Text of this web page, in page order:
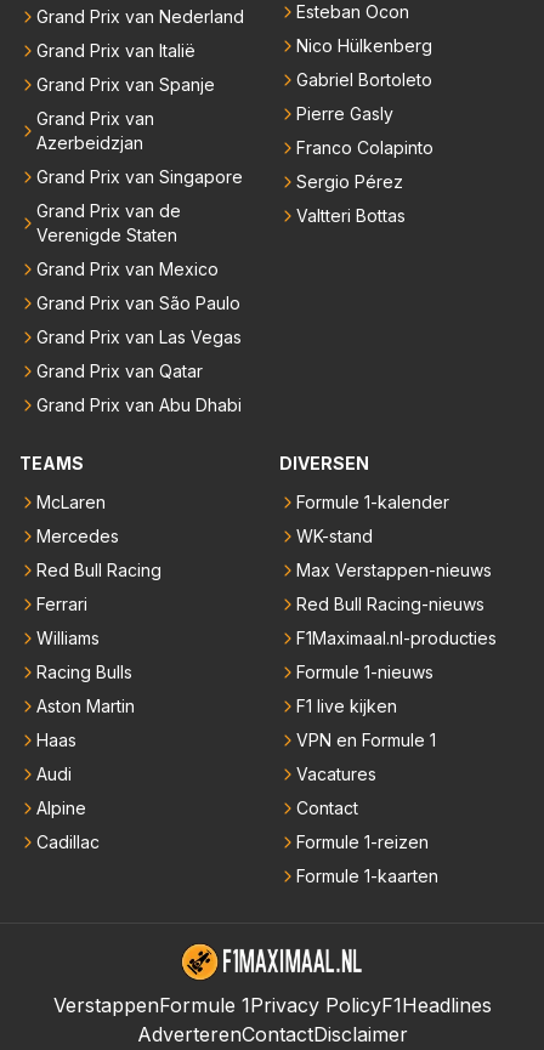
Grand Prix van Nederland
Grand Prix van Italië
Grand Prix van Spanje
Grand Prix van
Azerbeidzjan
Grand Prix van Singapore
Grand Prix van de
Verenigde Staten
Grand Prix van Mexico
Grand Prix van São Paulo
Grand Prix van Las Vegas
Grand Prix van Qatar
Grand Prix van Abu Dhabi
Esteban Ocon
Nico Hülkenberg
Gabriel Bortoleto
Pierre Gasly
Franco Colapinto
Sergio Pérez
Valtteri Bottas
TEAMS
McLaren
Mercedes
Red Bull Racing
Ferrari
Williams
Racing Bulls
Aston Martin
Haas
Audi
Alpine
Cadillac
DIVERSEN
Formule 1-kalender
WK-stand
Max Verstappen-nieuws
Red Bull Racing-nieuws
F1Maximaal.nl-producties
Formule 1-nieuws
F1 live kijken
VPN en Formule 1
Vacatures
Contact
Formule 1-reizen
Formule 1-kaarten
VerstappenFormule 1Privacy PolicyF1Headlines
AdverterenContactDisclaimer